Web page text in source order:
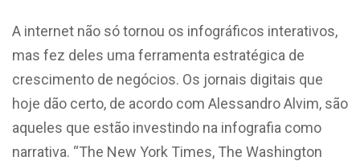
A internet não só tornou os infográficos interativos,
mas fez deles uma ferramenta estratégica de
crescimento de negócios. Os jornais digitais que
hoje dão certo, de acordo com Alessandro Alvim, são
aqueles que estão investindo na infografia como
narrativa. “The New York Times, The Washington